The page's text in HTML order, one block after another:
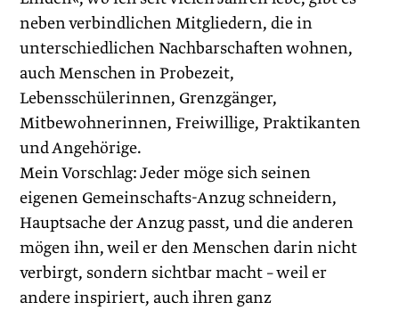
neben verbindlichen Mitgliedern, die in
unterschiedlichen Nachbarschaften wohnen,
auch Menschen in Probezeit,
Lebensschülerinnen, Grenzgänger,
Mitbewohnerinnen, Freiwillige, Praktikanten
und Angehörige.
Mein Vorschlag: Jeder möge sich seinen
eigenen Gemeinschafts-Anzug schneidern,
Hauptsache der Anzug passt, und die anderen
mögen ihn, weil er den Menschen darin nicht
verbirgt, sondern sichtbar macht – weil er
andere inspiriert, auch ihren ganz